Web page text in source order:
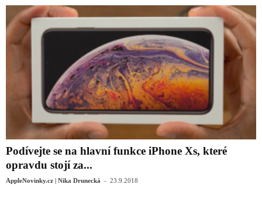
Podívejte se na hlavní funkce iPhone Xs, které
opravdu stojí za...
AppleNovinky.cz | Nika Drunecká - 23.9.2018